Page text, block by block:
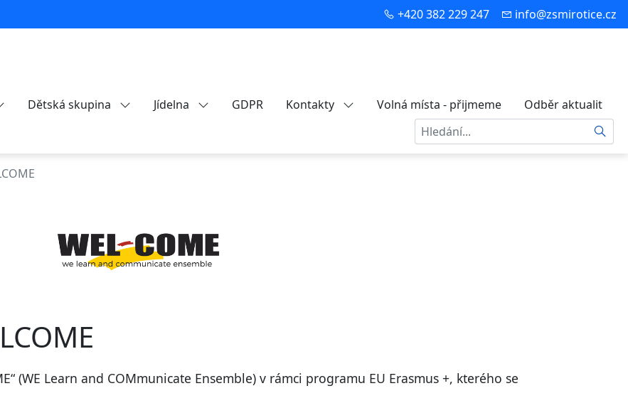
+420 382 229 247 info@zsmirotice.cz
Dětská skupina Jídelna GDPR Kontakty Volná místa - přijmeme
Odběr aktualit
Hledat
(WE Learn and COMmunicate Ensemble) v rámci programu EU Erasmus +, kterého se